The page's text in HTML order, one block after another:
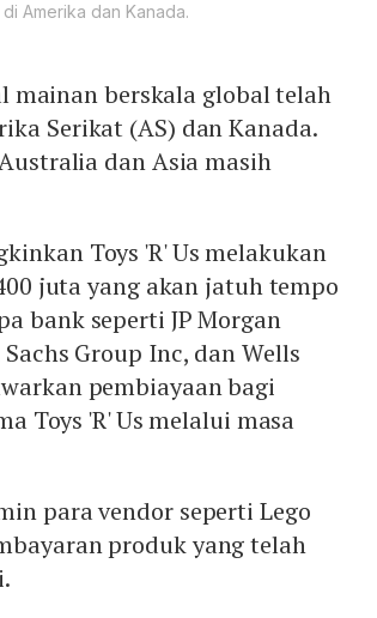
Amerika dan Kanada.
mainan berskala global telah
Serikat (AS) dan Kanada.
dan Asia masih
Toys 'R' Us melakukan
juta yang akan jatuh tempo
bank seperti JP Morgan
Group Inc, dan Wells
pembiayaan bagi
Toys 'R' Us melalui masa
para vendor seperti Lego
produk yang telah